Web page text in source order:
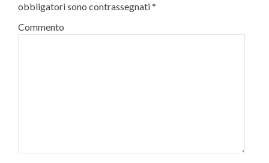
obbligatori sono contrassegnati*
Commento